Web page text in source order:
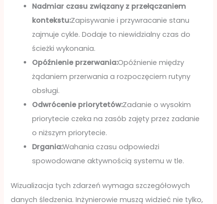
Nadmiar czasu związany z przełączaniem
kontekstu:Zapisywanie i przywracanie stanu
zajmuje cykle. Dodaje to niewidzialny czas do
ścieżki wykonania.
Opóźnienie przerwania:Opóźnienie między
żądaniem przerwania a rozpoczęciem rutyny
obsługi.
Odwrócenie priorytetów:Zadanie o wysokim
priorytecie czeka na zasób zajęty przez zadanie
o niższym priorytecie.
Drgania:Wahania czasu odpowiedzi
spowodowane aktywnością systemu w tle.
Wizualizacja tych zdarzeń wymaga szczegółowych
danych śledzenia. Inżynierowie muszą widzieć nie tylko,